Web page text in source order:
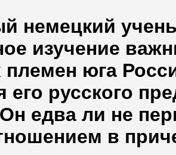
немецкий
изучение
племен юга
его русского
едва ли не
в